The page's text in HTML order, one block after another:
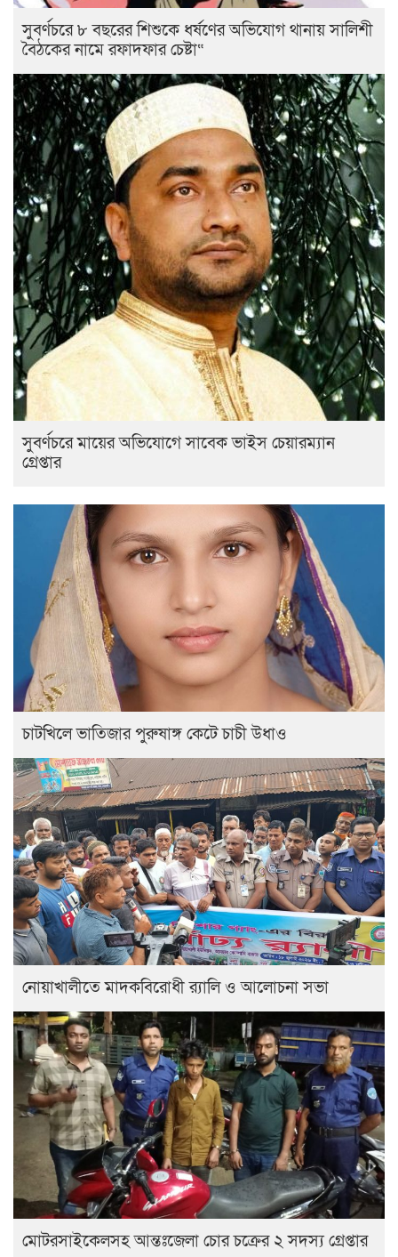
সুবর্ণচরে ৮ বছরের শিশুকে ধর্ষণের অভিযোগ থানায় সালিশী
বৈঠকের নামে রফাদফার চেষ্টা“
সুবর্ণচরে মায়ের অভিযোগে সাবেক ভাইস চেয়ারম্যান
গ্রেপ্তার
চাটখিলে ভাতিজার পুরুষাঙ্গ কেটে চাচী উধাও
নোয়াখালীতে মাদকবিরোধী র‍্যালি ও আলোচনা সভা
মোটরসাইকেলসহ আন্তঃজেলা চোর চক্রের ২ সদস্য গ্রেপ্তার